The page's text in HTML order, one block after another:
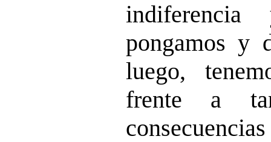
pongamos y
luego,
frente a